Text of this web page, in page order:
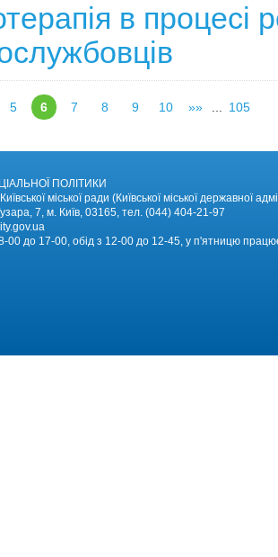
в процесі
5 6 7 8 9 10 »» 105
ПОЛІТИКИ
міської ради (Київської міської державної
7, м. Київ, 03165, тел. (044) 404-21-97
ity.gov.ua
00 до 17-00, обід з 12-00 до 12-45, у п'ятницю